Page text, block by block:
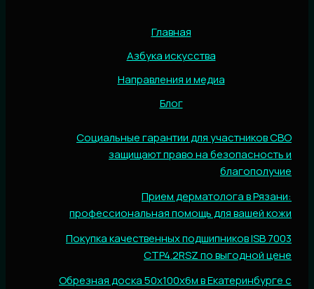
Главная
Азбука искусства
Направления и медиа
Блог
Социальные гарантии для участников СВО
защищают право на безопасность и
благополучие
Прием дерматолога в Рязани:
профессиональная помощь для вашей кожи
Покупка качественных подшипников ISB 7003
CTP4.2RSZ по выгодной цене
Обрезная доска 50х100х6м в Екатеринбурге с